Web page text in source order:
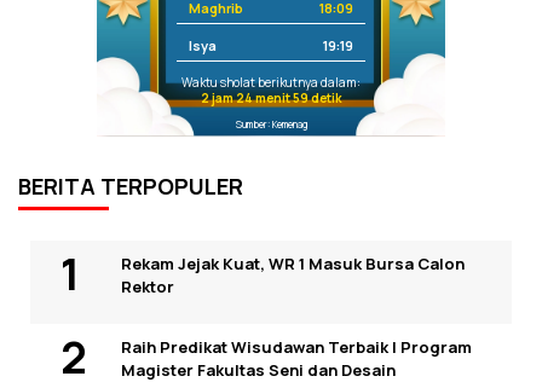
Maghrib 18:09
Isya 19:19
Waktu sholat berikutnya dalam:
2 jam 24 menit 59 detik
Sumber: Kemenag
BERITA TERPOPULER
Rekam Jejak Kuat, WR 1 Masuk Bursa Calon
Rektor
Raih Predikat Wisudawan Terbaik I Program
Magister Fakultas Seni dan Desain